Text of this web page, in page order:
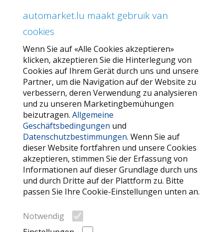
automarket.lu maakt gebruik van
cookies
Wenn Sie auf «Alle Cookies akzeptieren»
klicken, akzeptieren Sie die Hinterlegung von
Cookies auf Ihrem Gerät durch uns und unsere
Partner, um die Navigation auf der Website zu
verbessern, deren Verwendung zu analysieren
und zu unseren Marketingbemühungen
beizutragen.Allgemeine
Geschäftsbedingungen und
Datenschutzbestimmungen. Wenn Sie auf
dieser Website fortfahren und unsere Cookies
akzeptieren, stimmen Sie der Erfassung von
Informationen auf dieser Grundlage durch uns
und durch Dritte auf der Plattform zu. Bitte
passen Sie Ihre Cookie-Einstellungen unten an.
Notwendig
ÜBER AUTOMARKET
Über uns
Unser Angebot
Allgemeine Geschäftsbedingungen
Datenschutzbestimmungen
SERVICE
Kontaktieren Sie uns
Meine Favoriten
Cookie
Suche